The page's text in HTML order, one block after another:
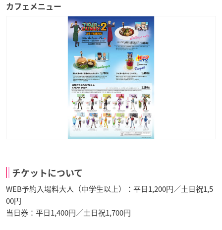
カフェメニュー
チケットについて
WEB予約入場料大人（中学生以上）：平日1,200円／土日祝1,5
00円
当日券：平日1,400円／土日祝1,700円